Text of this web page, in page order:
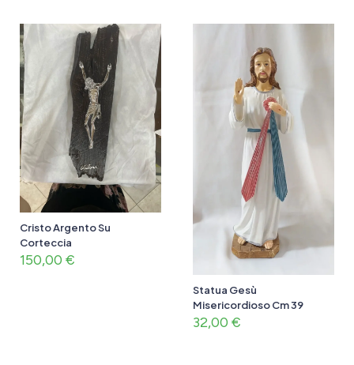
Cristo Argento Su
Corteccia
150,00 €
Statua Gesù
Misericordioso Cm 39
32,00 €